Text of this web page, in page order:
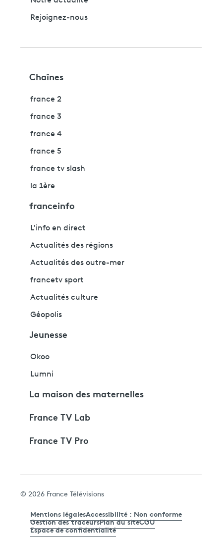
Rejoignez-nous
Chaînes
france 2
france 3
france 4
france 5
france tv slash
la 1ère
franceinfo
L'info en direct
Actualités des régions
Actualités des outre-mer
francetv sport
Actualités culture
Géopolis
Jeunesse
Okoo
Lumni
La maison des maternelles
France TV Lab
France TV Pro
© 2026 France Télévisions
Mentions légalesAccessibilité : Non conforme
Gestion des traceursPlan du siteCGU
Espace de confidentialité